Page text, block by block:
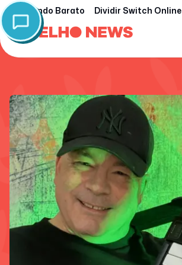
Nintendo Barato Dividir Switch Online